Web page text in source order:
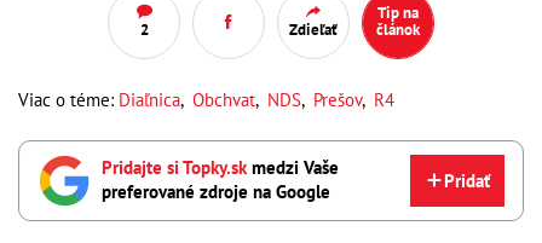
2 Zdieľať
Tip na
článok
Viac o téme: Diaľnica, Obchvat, NDS, Prešov, R4
Pridajte si Topky.skmedzi Vaše
preferované zdroje na Google
Pridať